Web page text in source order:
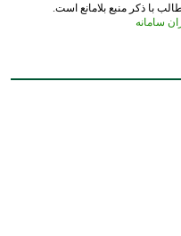
با ذکر منبع بلامانع است.
سامانه